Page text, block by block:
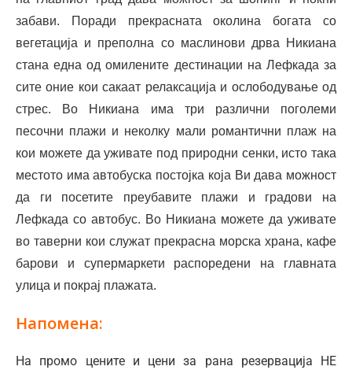
забави. Поради прекрасната околина богата со
вегетација и преполна со маслинови дрва Никиана
стана една од омилените дестинации на Лефкада за
сите оние кои сакаат релаксација и ослободување од
стрес. Во Никиана има три различни поголеми
песочни плажи и неколку мали романтични плаж на
кои можете да уживате под природни сенки, исто така
местото има автобуска постојка која Ви дава можност
да ги посетите преубавите плажи и градови на
Лефкада со автобус. Во Никиана можете да уживате
во таверни кои служат прекрасна морска храна, кафе
барови и супермаркети распоредени на главната
улица и покрај плажата.
Напомена:
На промо цените и цени за рана резервација НЕ